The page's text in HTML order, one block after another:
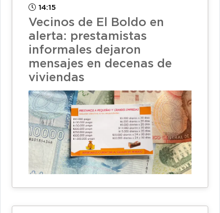
14:15
Vecinos de El Boldo en
alerta: prestamistas
informales dejaron
mensajes en decenas de
viviendas